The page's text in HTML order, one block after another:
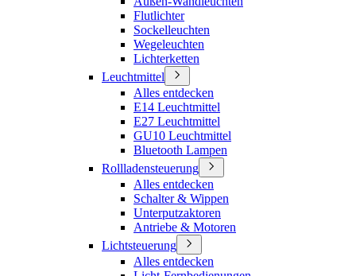
Flutlichter
Sockelleuchten
Wegeleuchten
Lichterketten
Leuchtmittel
Alles entdecken
E14 Leuchtmittel
E27 Leuchtmittel
GU10 Leuchtmittel
Bluetooth Lampen
Rollladensteuerung
Alles entdecken
Schalter & Wippen
Unterputzaktoren
Antriebe & Motoren
Lichtsteuerung
Alles entdecken